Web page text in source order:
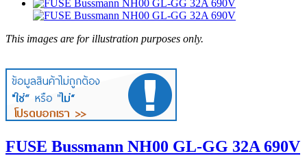
This images are for illustration purposes only.
FUSE Bussmann NH00 GL-GG 32A 690V